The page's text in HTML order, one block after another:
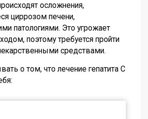
осложнения,
циррозом печени,
патологиями. Это угрожает
поэтому требуется пройти
средствами.
о том, что лечение гепатита С